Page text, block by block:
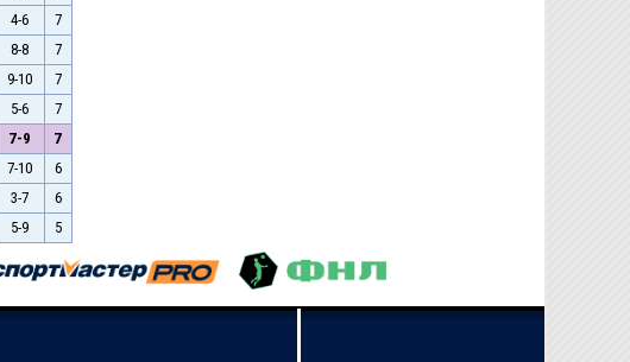
4-6
7
8-8
7
9-10
7
5-6
7
7-9
7
7-10
6
3-7
6
5-9 5